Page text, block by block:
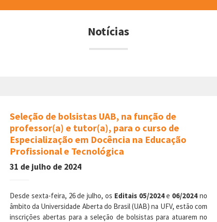
Notícias
Seleção de bolsistas UAB, na função de
professor(a) e tutor(a), para o curso de
Especialização em Docência na Educação
Profissional e Tecnológica
31 de julho de 2024
Desde sexta-feira, 26 de julho, os Editais 05/2024e 06/2024 no
âmbito da Universidade Aberta do Brasil (UAB) na UFV, estão com
inscrições abertas para a seleção de bolsistas para atuarem no